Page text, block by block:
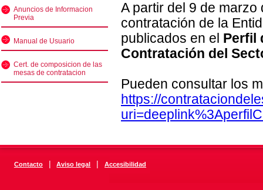
Anuncios de Informacion
Previa
Manual de Usuario
Cert. de composicion de las
mesas de contratacion
A partir del 9 de
contratación de la
publicados en el Perfil
Contratación del
Pueden consultar los
https://
Contacto | Aviso legal | Accesibilidad